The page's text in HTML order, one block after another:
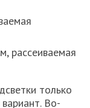
рассеиваемая
только
Во-